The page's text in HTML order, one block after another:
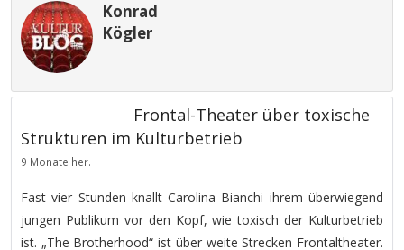
Konrad
Kögler
Frontal-Theater über toxische
Strukturen im Kulturbetrieb
9 Monate her.
Fast vier Stunden knallt Carolina Bianchi ihrem überwiegend
jungen Publikum vor den Kopf, wie toxisch der Kulturbetrieb
ist. „The Brotherhood“ ist über weite Strecken Frontaltheater.